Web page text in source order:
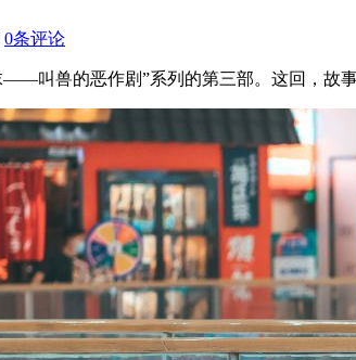
0条评论
叫兽的恶作剧”系列的第三部。这回，故